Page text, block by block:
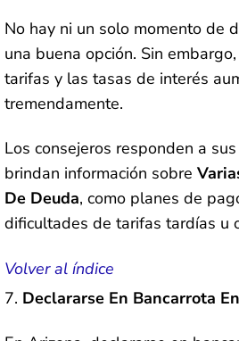
No hay ni un solo momento de
una buena opción. Sin
tarifas y las tasas de interés
tremendamente.
Los consejeros responden a
brindan información sobre
De Deuda, como planes de
dificultades de tarifas tardías u
Volver al índice
Declararse En Bancarrota